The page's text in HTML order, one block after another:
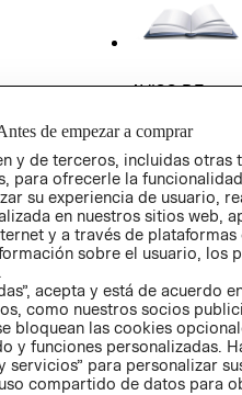
AVISO DE
GIFT CARD
AVISO DE
de empezar a comprar
y de terceros, incluidas otras
para ofrecerle la
su experiencia de usuario,
en nuestros sitios web,
y a través de plataformas
sobre el usuario, los
acepta y está de acuerdo
como nuestros socios
bloquean las cookies
y funciones personalizadas.
servicios” para personalizar
compartido de datos para